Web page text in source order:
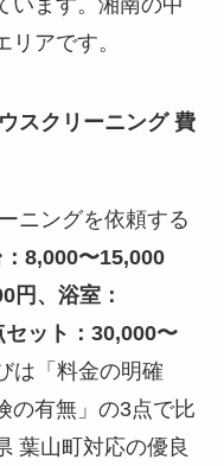
アです。
スクリーニング 費
ニングを依頼する
8,000〜15,000
円、浴室：
ット：30,000〜
は「料金の明確
の有無」の3点で比
葉山町対応の優良